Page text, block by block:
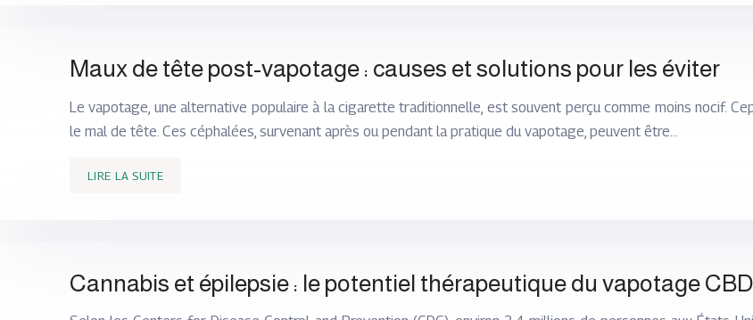
Maux de tête post-vapotage : causes et solutions pour les éviter
Le vapotage, une alternative populaire à la cigarette traditionnelle, est souvent perçu comme moins nocif.
le mal de tête. Ces céphalées, survenant après ou pendant la pratique du vapotage, peuvent être…
LIRE LA SUITE
Cannabis et épilepsie : le potentiel thérapeutique du vapotage CBD